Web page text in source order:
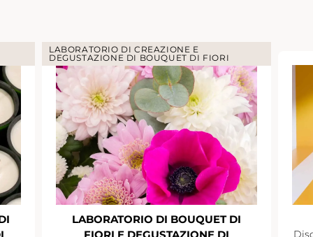
LABORATORIO DI CREAZIONE E
DEGUSTAZIONE DI BOUQUET DI FIORI
LABORATORIO DI BOUQUET DI